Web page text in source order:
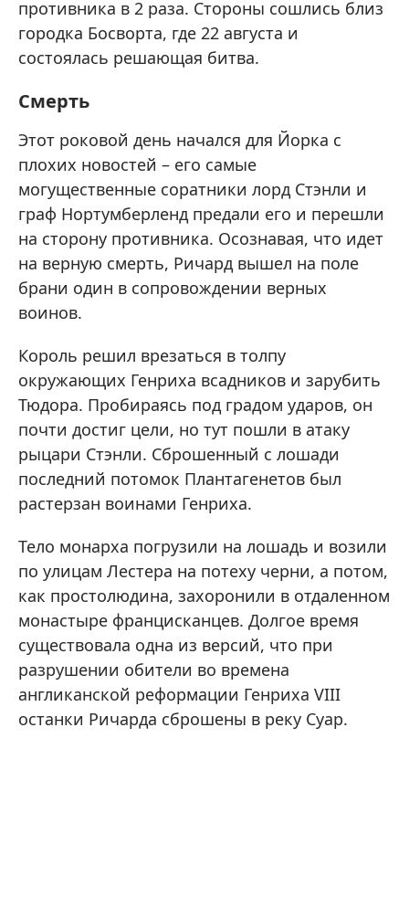
противника в 2 раза. Стороны сошлись близ
городка Босворта, где 22 августа и
состоялась решающая битва.
Смерть
Этот роковой день начался для Йорка с
плохих новостей – его самые
могущественные соратники лорд Стэнли и
граф Нортумберленд предали его и перешли
на сторону противника. Осознавая, что идет
на верную смерть, Ричард вышел на поле
брани один в сопровождении верных
воинов.
Король решил врезаться в толпу
окружающих Генриха всадников и зарубить
Тюдора. Пробираясь под градом ударов, он
почти достиг цели, но тут пошли в атаку
рыцари Стэнли. Сброшенный с лошади
последний потомок Плантагенетов был
растерзан воинами Генриха.
Тело монарха погрузили на лошадь и возили
по улицам Лестера на потеху черни, а потом,
как простолюдина, захоронили в отдаленном
монастыре францисканцев. Долгое время
существовала одна из версий, что при
разрушении обители во времена
англиканской реформации Генриха VIII
останки Ричарда сброшены в реку Суар.